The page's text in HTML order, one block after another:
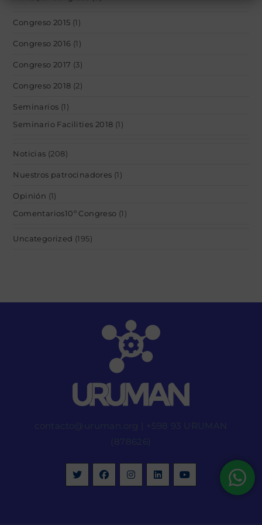
Congreso 2015 (1)
Congreso 2016 (1)
Congreso 2017 (3)
Congreso 2018 (2)
Seminarios (1)
Seminario Facilities 2018 (1)
Noticias (208)
Nuestros patrocinadores (1)
Opinión (1)
Comentarios10º Congreso (1)
Uncategorized (195)